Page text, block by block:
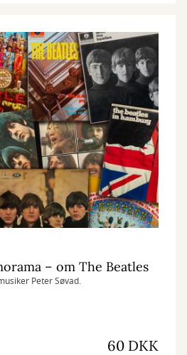
– om The Beatles
Peter Søvad.
60 DKK